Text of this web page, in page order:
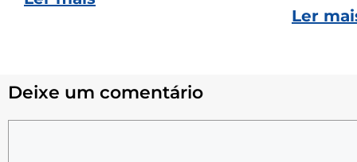
Ler
Deixe um comentário